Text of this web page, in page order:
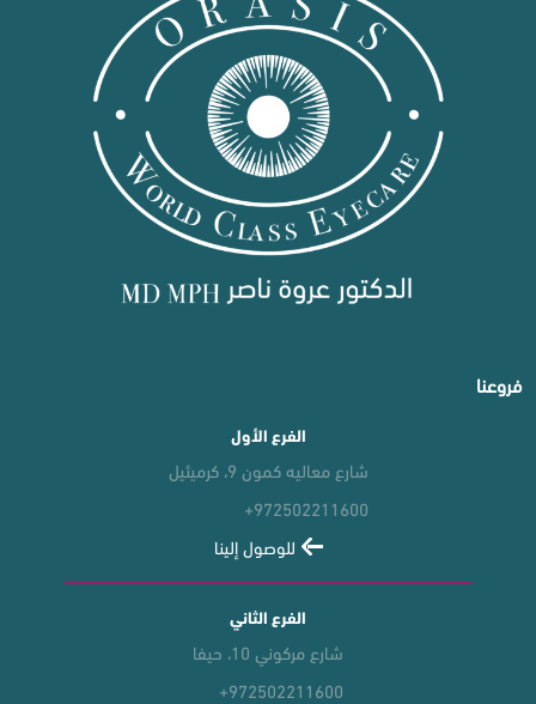
فروعنا
الفرع الأول
شارع معاليه كمون 9، كرميئيل
+972502211600
للوصول إلينا
الفرع الثاني
شارع مركوني 10، حيفا
+972502211600